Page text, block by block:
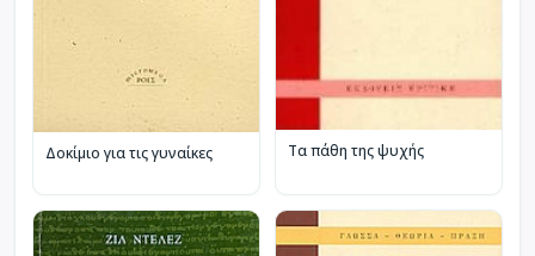
Δοκίμιο για τις γυναίκες Τα πάθη της ψυχής